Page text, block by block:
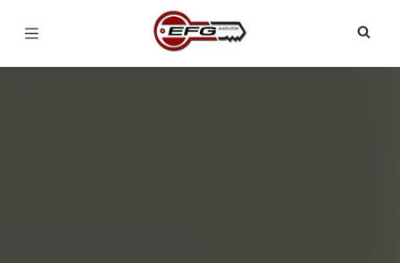
Página inicial